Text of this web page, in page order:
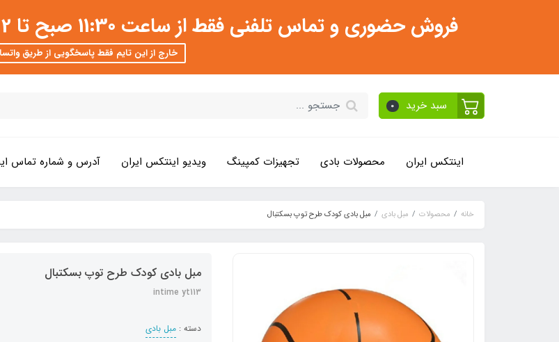
فروش حضوری و تماس تلفنی فقط از ساعت 11:30 صبح تا 2 عصر و 3 تا 8 شب امکان پذیر است
خارج از این تایم فقط پاسخگویی از طریق
سبد خرید 0
اینتکس ایران محصولات بادی تجهیزات کمپینگ ویدیو اینتکس ایران آدرس و شماره تماس
خانه محصولات مبل بادی مبل بادی کودک طرح توپ بسکتبال
مبل بادی کودک طرح توپ بسکتبال
intime yt113
دسته : مبل بادی